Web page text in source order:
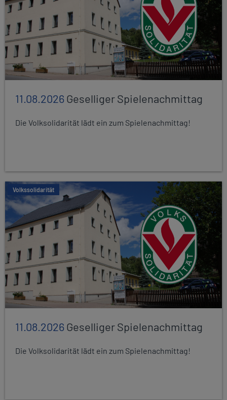
11.08.2026Geselliger Spielenachmittag
Die Volksolidarität lädt ein zum Spielenachmittag!
Volkssolidarität
11.08.2026Geselliger Spielenachmittag
Die Volksolidarität lädt ein zum Spielenachmittag!